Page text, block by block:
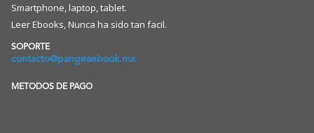
Smartphone, laptop, tablet.
Leer Ebooks, Nunca ha sido tan facil.
SOPORTE
contacto@pangeaebook.mx
METODOS DE PAGO